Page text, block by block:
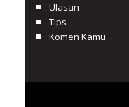
Ulasan
Tips
Komen Kamu